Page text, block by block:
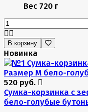
Вес 720 г
В корзину
Новинка
520 руб.
Сумка-корзинка с
бело-голубые